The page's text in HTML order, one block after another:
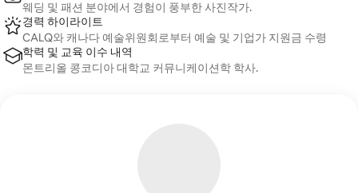
웨딩 및 패션 분야에서 경험이 풍부한 사진작가.
경력 하이라이트
CALQ와 캐나다 예술위원회로부터 예술 및 기업가 지원금 수령
학력 및 교육 이수 내역
몬트리올 콩코디아 대학교 커뮤니케이션학 학사.